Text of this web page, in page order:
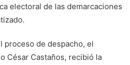
electoral de las demarcaciones
proceso de despacho, el
César Castaños, recibió la